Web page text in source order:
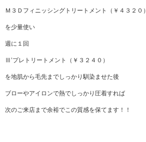
Ｍ３Ｄフィニッシングトリートメント（￥４３２０）
を少量使い
週に１回
Ⅲ’プレトリートメント（￥３２４０）
を地肌から毛先までしっかり馴染ませた後
ブローやアイロンで熱でしっかり圧着すれば
次のご来店まで余裕でこの質感を保てます！！